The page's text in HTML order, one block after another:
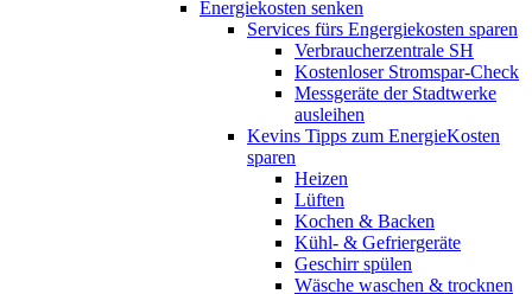
Energiekosten senken
Services fürs Engergiekosten sparen
Verbraucherzentrale SH
Kostenloser Stromspar-Check
Messgeräte der Stadtwerke
ausleihen
Kevins Tipps zum EnergieKosten
sparen
Heizen
Lüften
Kochen & Backen
Kühl- & Gefriergeräte
Geschirr spülen
Wäsche waschen & trocknen